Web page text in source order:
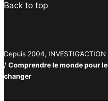
Back to top
Depuis 2004, INVESTIG’ACTION
/ Comprendre le monde pour le
changer